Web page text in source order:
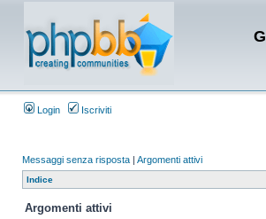
Login Iscriviti
Messaggi senza risposta | Argomenti attivi
Indice
Argomenti attivi